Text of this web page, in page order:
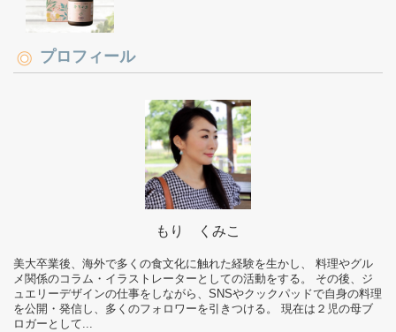
プロフィール
もり くみこ
美大卒業後、海外で多くの食文化に触れた経験を生かし、 料理やグル
メ関係のコラム・イラストレーターとしての活動をする。 その後、ジ
ュエリーデザインの仕事をしながら、SNSやクックパッドで自身の料理
を公開・発信し、多くのフォロワーを引きつける。 現在は２児の母ブ
ロガーとして...